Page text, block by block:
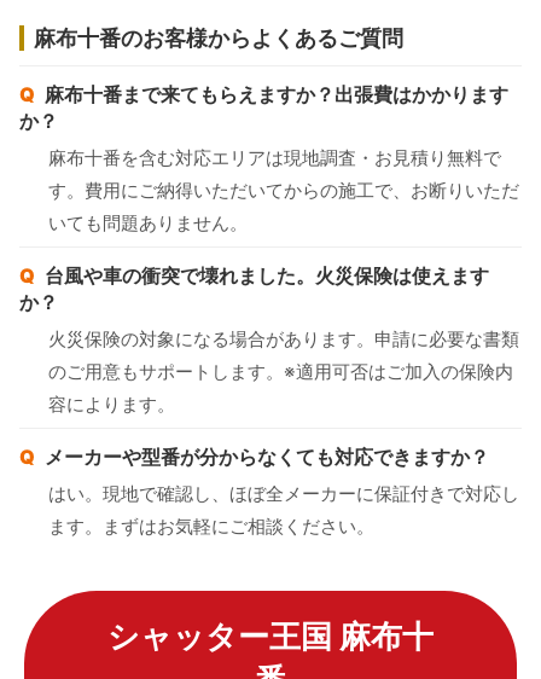
麻布十番のお客様からよくあるご質問
麻布十番まで来てもらえますか？出張費はかかります
か？
麻布十番を含む対応エリアは現地調査・お見積り無料で
す。費用にご納得いただいてからの施工で、お断りいただ
いても問題ありません。
台風や車の衝突で壊れました。火災保険は使えます
か？
火災保険の対象になる場合があります。申請に必要な書類
のご用意もサポートします。※適用可否はご加入の保険内
容によります。
メーカーや型番が分からなくても対応できますか？
はい。現地で確認し、ほぼ全メーカーに保証付きで対応し
ます。まずはお気軽にご相談ください。
シャッター王国 麻布十